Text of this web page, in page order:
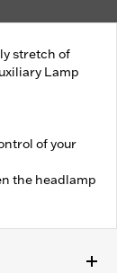
stretch of
Lamp
of your
the headlamp